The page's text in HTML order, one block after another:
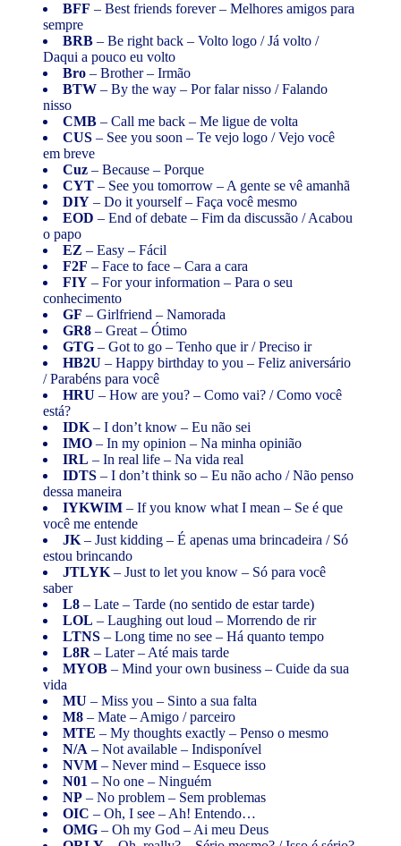
BFF – Best friends forever – Melhores amigos para
sempre
BRB – Be right back – Volto logo / Já volto /
Daqui a pouco eu volto
Bro – Brother – Irmão
BTW – By the way – Por falar nisso / Falando
nisso
CMB – Call me back – Me ligue de volta
CUS – See you soon – Te vejo logo / Vejo você
em breve
Cuz – Because – Porque
CYT – See you tomorrow – A gente se vê amanhã
DIY – Do it yourself – Faça você mesmo
EOD – End of debate – Fim da discussão / Acabou
o papo
EZ – Easy – Fácil
F2F – Face to face – Cara a cara
FIY – For your information – Para o seu
conhecimento
GF – Girlfriend – Namorada
GR8 – Great – Ótimo
GTG – Got to go – Tenho que ir / Preciso ir
HB2U – Happy birthday to you – Feliz aniversário
/ Parabéns para você
HRU – How are you? – Como vai? / Como você
está?
IDK – I don’t know – Eu não sei
IMO – In my opinion – Na minha opinião
IRL – In real life – Na vida real
IDTS – I don’t think so – Eu não acho / Não penso
dessa maneira
IYKWIM – If you know what I mean – Se é que
você me entende
JK – Just kidding – É apenas uma brincadeira / Só
estou brincando
JTLYK – Just to let you know – Só para você
saber
L8 – Late – Tarde (no sentido de estar tarde)
LOL – Laughing out loud – Morrendo de rir
LTNS – Long time no see – Há quanto tempo
L8R – Later – Até mais tarde
MYOB – Mind your own business – Cuide da sua
vida
MU – Miss you – Sinto a sua falta
M8 – Mate – Amigo / parceiro
MTE – My thoughts exactly – Penso o mesmo
N/A – Not available – Indisponível
NVM – Never mind – Esquece isso
N01 – No one – Ninguém
NP – No problem – Sem problemas
OIC – Oh, I see – Ah! Entendo…
OMG – Oh my God – Ai meu Deus